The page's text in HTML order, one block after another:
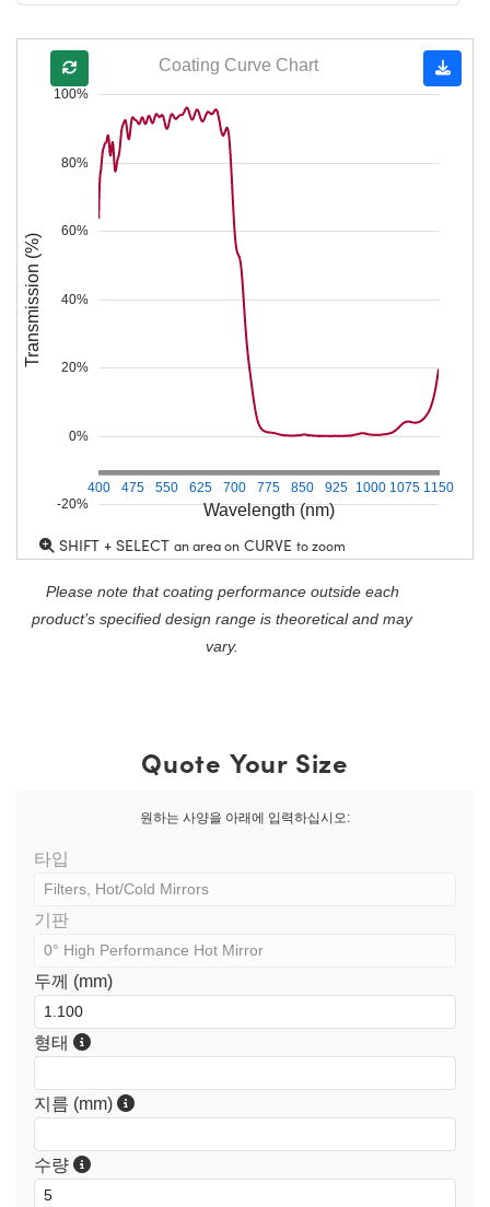
Wavelength (nm)
400 475 550 625 700 775 850 925 1000 1075 1150
-20%
0%
20%
40%
60%
80%
100%
Transmission (%)
Coating Curve Chart
SHIFT + SELECT an area on CURVE to zoom
Please note that coating performance outside each
product’s specified design range is theoretical and may
vary.
Quote Your Size
원하는 사양을 아래에 입력하십시오:
타입
기판
두께 (mm)
형태
지름 (mm)
수량